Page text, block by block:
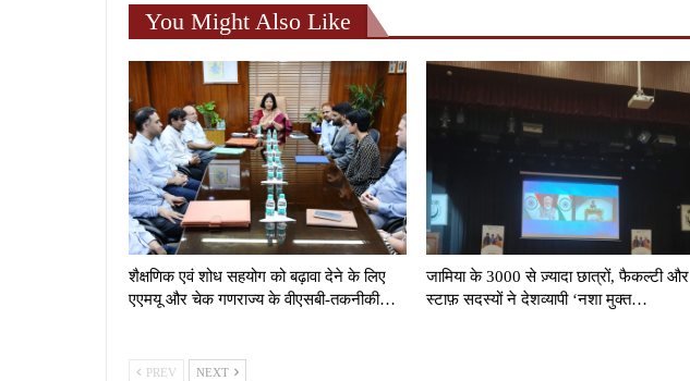
You Might Also Like
शैक्षणिक एवं शोध सहयोग को बढ़ावा देने के लिए
एएमयू और चेक गणराज्य के वीएसबी-तकनीकी…
जामिया के 3000 से ज़्यादा छात्रों, फैकल्टी और
स्टाफ़ सदस्यों ने देशव्यापी ‘नशा मुक्त…
PREV NEXT